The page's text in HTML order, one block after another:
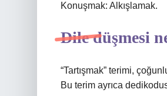
Konuşmak: Alkışlamak.
Dile düşmesi
“Tartışmak” terimi,
Bu terim ayrıca